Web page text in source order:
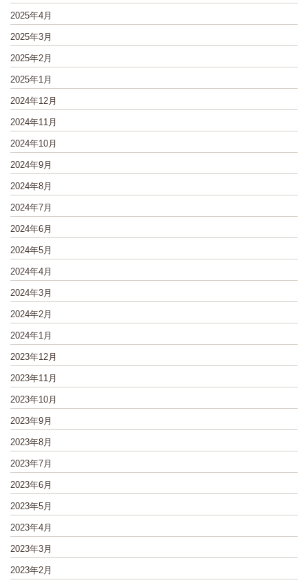
2025年4月
2025年3月
2025年2月
2025年1月
2024年12月
2024年11月
2024年10月
2024年9月
2024年8月
2024年7月
2024年6月
2024年5月
2024年4月
2024年3月
2024年2月
2024年1月
2023年12月
2023年11月
2023年10月
2023年9月
2023年8月
2023年7月
2023年6月
2023年5月
2023年4月
2023年3月
2023年2月